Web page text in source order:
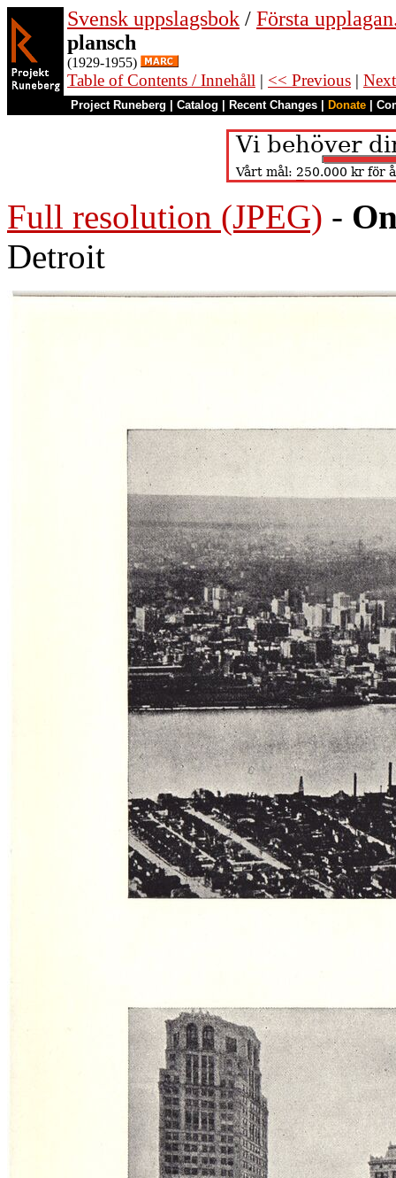
Svensk uppslagsbok / Första
plansch
(1929-1955)
Table of Contents / Innehåll | << Previous |
Project Runeberg Catalog Recent Changes Donate
Full resolution (JPEG) -
Detroit